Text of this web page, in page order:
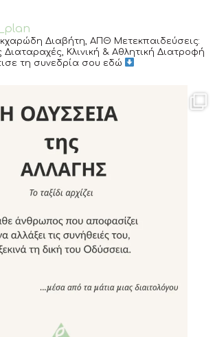
Διαβήτη, ΑΠΘ Μετεκπαιδεύσεις:
Διαταραχές, Κλινική & Αθλητική Διατροφή
τη συνεδρία σου εδώ